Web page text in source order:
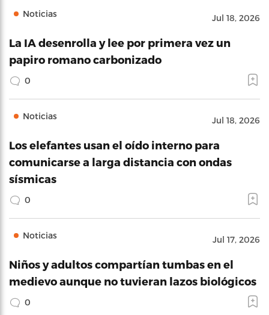
Noticias Jul 18, 2026
La IA desenrolla y lee por primera vez un
papiro romano carbonizado
0
Noticias Jul 18, 2026
Los elefantes usan el oído interno para
comunicarse a larga distancia con ondas
sísmicas
0
Noticias Jul 17, 2026
Niños y adultos compartían tumbas en el
medievo aunque no tuvieran lazos biológicos
0